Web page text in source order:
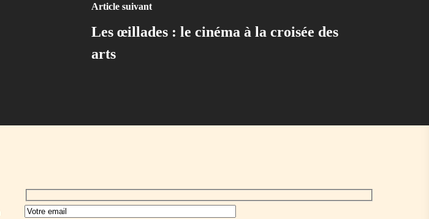
Article suivant
Les œillades : le cinéma à la croisée des
arts